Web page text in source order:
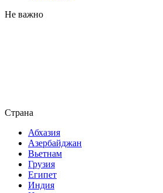
Не важно
Страна
Абхазия
Азербайджан
Вьетнам
Грузия
Египет
Индия